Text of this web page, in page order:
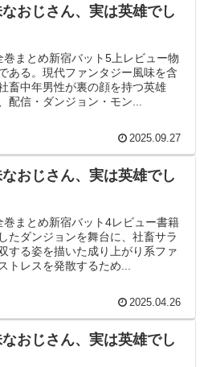
おじさん、実は英雄でし
まとめ新宿バット5上レビュー物
ある。現代ファンタジー風味を含
畜中年男性が裏の顔を持つ英雄
配信・ダンジョン・モン...
2025.09.27
おじさん、実は英雄でし
まとめ新宿バット4レビュー書籍
たダンジョンを舞台に、社畜サラ
する姿を描いた成り上がり系ファ
トレスを発散するため...
2025.04.26
おじさん、実は英雄でし